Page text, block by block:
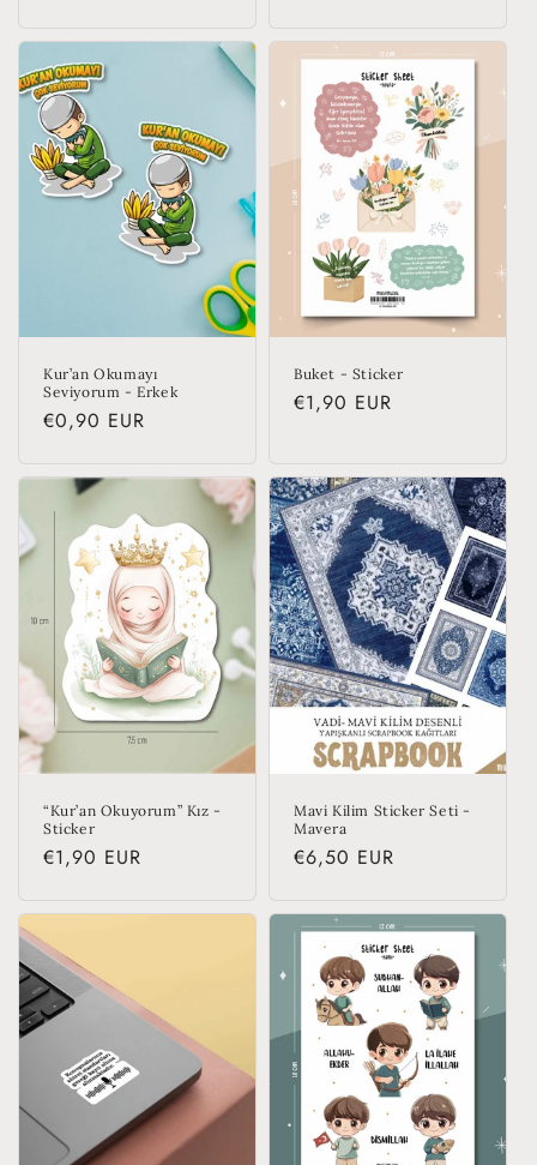
Kur’an Okumayı
Seviyorum - Erkek
Regular
€0,90 EUR
Buket - Sticker
Regular
€1,90 EUR
“Kur’an Okuyorum” Kız -
Sticker
Regular
€1,90 EUR
Mavi Kilim Sticker Seti -
Mavera
Regular
€6,50 EUR